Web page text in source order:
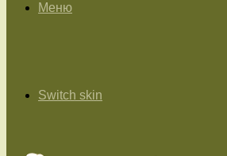
Меню
Switch skin